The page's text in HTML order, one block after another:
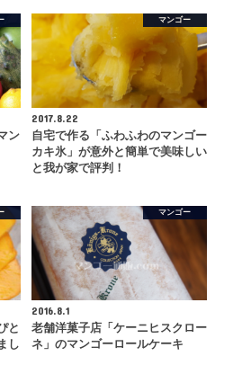
ン
マンゴー
2017.8.22
自宅で作る「ふわふわのマンゴー
カキ氷」が意外と簡単で美味しい
と我が家で評判！
と
し
マンゴー
2016.8.1
老舗洋菓子店「ケーニヒスクロー
ネ」のマンゴーロールケーキ